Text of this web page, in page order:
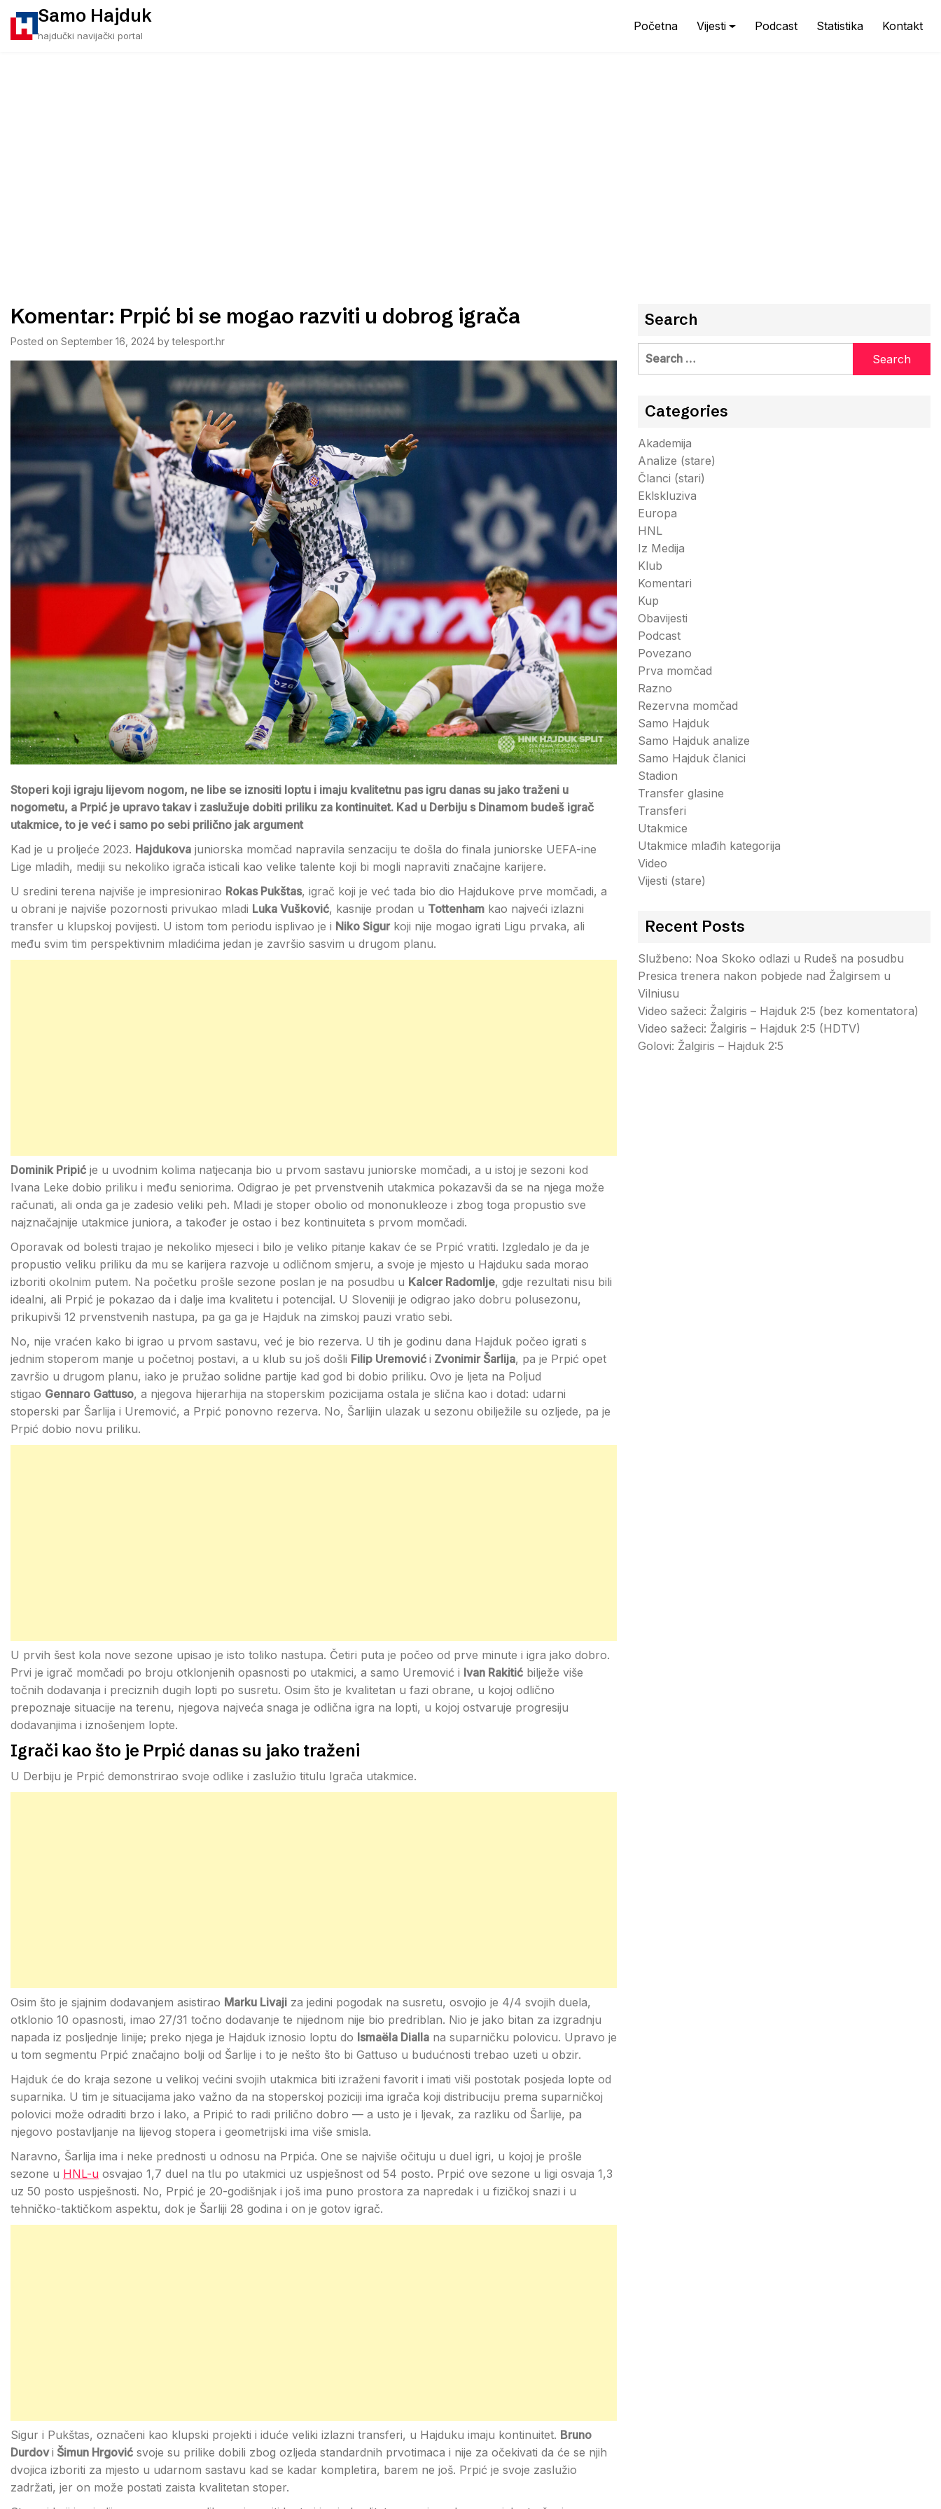
content
Samo Hajduk
hajdučki navijački portal
Početna Vijesti Podcast Statistika Kontakt
Komentar: Prpić bi se mogao razviti u dobrog igrača
Posted on September 16, 2024 bytelesport.hr
Stoperi koji igraju lijevom nogom, ne libe se iznositi loptu i imaju kvalitetnu pas igru danas su jako traženi u
nogometu, a Prpić je upravo takav i zaslužuje dobiti priliku za kontinuitet. Kad u Derbiju s Dinamom budeš igrač
utakmice, to je već i samo po sebi prilično jak argument
Kad je u proljeće 2023. Hajdukova juniorska momčad napravila senzaciju te došla do finala juniorske UEFA-ine
Lige mladih, mediji su nekoliko igrača isticali kao velike talente koji bi mogli napraviti značajne karijere.
U sredini terena najviše je impresionirao Rokas Pukštas, igrač koji je već tada bio dio Hajdukove prve momčadi, a
u obrani je najviše pozornosti privukao mladi Luka Vušković, kasnije prodan u Tottenham kao najveći izlazni
transfer u klupskoj povijesti. U istom tom periodu isplivao je i Niko Sigur koji nije mogao igrati Ligu prvaka, ali
među svim tim perspektivnim mladićima jedan je završio sasvim u drugom planu.
Dominik Pripić je u uvodnim kolima natjecanja bio u prvom sastavu juniorske momčadi, a u istoj je sezoni kod
Ivana Leke dobio priliku i među seniorima. Odigrao je pet prvenstvenih utakmica pokazavši da se na njega može
računati, ali onda ga je zadesio veliki peh. Mladi je stoper obolio od mononukleoze i zbog toga propustio sve
najznačajnije utakmice juniora, a također je ostao i bez kontinuiteta s prvom momčadi.
Oporavak od bolesti trajao je nekoliko mjeseci i bilo je veliko pitanje kakav će se Prpić vratiti. Izgledalo je da je
propustio veliku priliku da mu se karijera razvoje u odličnom smjeru, a svoje je mjesto u Hajduku sada morao
izboriti okolnim putem. Na početku prošle sezone poslan je na posudbu u Kalcer Radomlje, gdje rezultati nisu bili
idealni, ali Prpić je pokazao da i dalje ima kvalitetu i potencijal. U Sloveniji je odigrao jako dobru polusezonu,
prikupivši 12 prvenstvenih nastupa, pa ga ga je Hajduk na zimskoj pauzi vratio sebi.
No, nije vraćen kako bi igrao u prvom sastavu, već je bio rezerva. U tih je godinu dana Hajduk počeo igrati s
jednim stoperom manje u početnoj postavi, a u klub su još došli Filip Uremović i Zvonimir Šarlija, pa je Prpić opet
završio u drugom planu, iako je pružao solidne partije kad god bi dobio priliku. Ovo je ljeta na Poljud
stigao Gennaro Gattuso, a njegova hijerarhija na stoperskim pozicijama ostala je slična kao i dotad: udarni
stoperski par Šarlija i Uremović, a Prpić ponovno rezerva. No, Šarlijin ulazak u sezonu obilježile su ozljede, pa je
Prpić dobio novu priliku.
U prvih šest kola nove sezone upisao je isto toliko nastupa. Četiri puta je počeo od prve minute i igra jako dobro.
Prvi je igrač momčadi po broju otklonjenih opasnosti po utakmici, a samo Uremović i Ivan Rakitić bilježe više
točnih dodavanja i preciznih dugih lopti po susretu. Osim što je kvalitetan u fazi obrane, u kojoj odlično
prepoznaje situacije na terenu, njegova najveća snaga je odlična igra na lopti, u kojoj ostvaruje progresiju
dodavanjima i iznošenjem lopte.
Igrači kao što je Prpić danas su jako traženi
U Derbiju je Prpić demonstrirao svoje odlike i zaslužio titulu Igrača utakmice.
Osim što je sjajnim dodavanjem asistirao Marku Livaji za jedini pogodak na susretu, osvojio je 4/4 svojih duela,
otklonio 10 opasnosti, imao 27/31 točno dodavanje te nijednom nije bio predriblan. Nio je jako bitan za izgradnju
napada iz posljednje linije; preko njega je Hajduk iznosio loptu do Ismaëla Dialla na suparničku polovicu. Upravo je
u tom segmentu Prpić značajno bolji od Šarlije i to je nešto što bi Gattuso u budućnosti trebao uzeti u obzir.
Hajduk će do kraja sezone u velikoj većini svojih utakmica biti izraženi favorit i imati viši postotak posjeda lopte od
suparnika. U tim je situacijama jako važno da na stoperskoj poziciji ima igrača koji distribuciju prema suparničkoj
polovici može odraditi brzo i lako, a Pripić to radi prilično dobro — a usto je i ljevak, za razliku od Šarlije, pa
njegovo postavljanje na lijevog stopera i geometrijski ima više smisla.
Naravno, Šarlija ima i neke prednosti u odnosu na Prpića. One se najviše očituju u duel igri, u kojoj je prošle
sezone u HNL-u osvajao 1,7 duel na tlu po utakmici uz uspješnost od 54 posto. Prpić ove sezone u ligi osvaja 1,3
uz 50 posto uspješnosti. No, Prpić je 20-godišnjak i još ima puno prostora za napredak i u fizičkoj snazi i u
tehničko-taktičkom aspektu, dok je Šarliji 28 godina i on je gotov igrač.
Sigur i Pukštas, označeni kao klupski projekti i iduće veliki izlazni transferi, u Hajduku imaju kontinuitet. Bruno
Durdovi Šimun Hrgović svoje su prilike dobili zbog ozljeda standardnih prvotimaca i nije za očekivati da će se njih
dvojica izboriti za mjesto u udarnom sastavu kad se kadar kompletira, barem ne još. Prpić je svoje zaslužio
zadržati, jer on može postati zaista kvalitetan stoper.
Search
Search
Categories
Akademija
Analize (stare)
Članci (stari)
Eklskluziva
Europa
HNL
Iz Medija
Klub
Komentari
Kup
Obavijesti
Podcast
Povezano
Prva momčad
Razno
Rezervna momčad
Samo Hajduk
Samo Hajduk analize
Samo Hajduk članici
Stadion
Transfer glasine
Transferi
Utakmice
Utakmice mlađih kategorija
Video
Vijesti (stare)
Recent Posts
Službeno: Noa Skoko odlazi u Rudeš na posudbu
Presica trenera nakon pobjede nad Žalgirsem u
Vilniusu
Video sažeci: Žalgiris – Hajduk 2:5 (bez komentatora)
Video sažeci: Žalgiris – Hajduk 2:5 (HDTV)
Golovi: Žalgiris – Hajduk 2:5